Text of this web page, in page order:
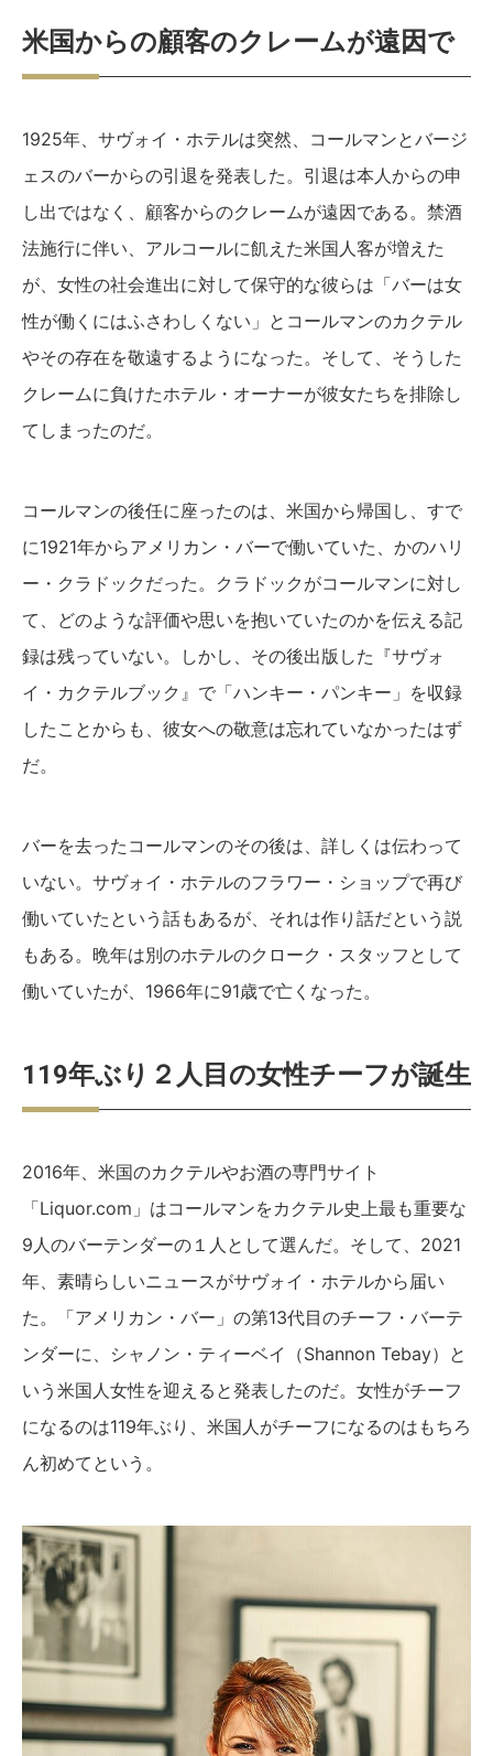
米国からの顧客のクレームが遠因で
1925年、サヴォイ・ホテルは突然、コールマンとバージ
ェスのバーからの引退を発表した。引退は本人からの申
し出ではなく、顧客からのクレームが遠因である。禁酒
法施行に伴い、アルコールに飢えた米国人客が増えた
が、女性の社会進出に対して保守的な彼らは「バーは女
性が働くにはふさわしくない」とコールマンのカクテル
やその存在を敬遠するようになった。そして、そうした
クレームに負けたホテル・オーナーが彼女たちを排除し
てしまったのだ。
コールマンの後任に座ったのは、米国から帰国し、すで
に1921年からアメリカン・バーで働いていた、かのハリ
ー・クラドックだった。クラドックがコールマンに対し
て、どのような評価や思いを抱いていたのかを伝える記
録は残っていない。しかし、その後出版した『サヴォ
イ・カクテルブック』で「ハンキー・パンキー」を収録
したことからも、彼女への敬意は忘れていなかったはず
だ。
バーを去ったコールマンのその後は、詳しくは伝わって
いない。サヴォイ・ホテルのフラワー・ショップで再び
働いていたという話もあるが、それは作り話だという説
もある。晩年は別のホテルのクローク・スタッフとして
働いていたが、1966年に91歳で亡くなった。
119年ぶり２人目の女性チーフが誕生
2016年、米国のカクテルやお酒の専門サイト
「Liquor.com」はコールマンをカクテル史上最も重要な
9人のバーテンダーの１人として選んだ。そして、2021
年、素晴らしいニュースがサヴォイ・ホテルから届い
た。「アメリカン・バー」の第13代目のチーフ・バーテ
ンダーに、シャノン・ティーベイ（Shannon Tebay）と
いう米国人女性を迎えると発表したのだ。女性がチーフ
になるのは119年ぶり、米国人がチーフになるのはもちろ
ん初めてという。